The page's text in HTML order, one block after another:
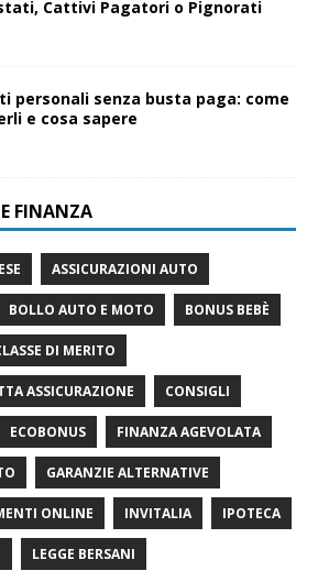
Cattivi Pagatori o Pignorati
personali senza busta paga: come
e cosa sapere
FINANZA
ASSICURAZIONI AUTO
BOLLO AUTO E MOTO BONUS BEBÈ
DI MERITO
ASSICURAZIONE CONSIGLI
ECOBONUS FINANZA AGEVOLATA
GARANZIE ALTERNATIVE
ONLINE INVITALIA IPOTECA
LEGGE BERSANI